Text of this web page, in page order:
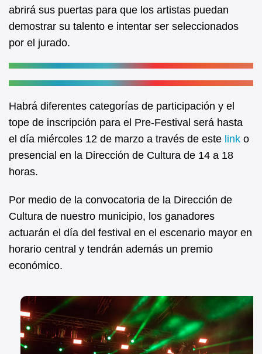
abrirá sus puertas para que los artistas puedan
demostrar su talento e intentar ser seleccionados
por el jurado.
Habrá diferentes categorías de participación y el
tope de inscripción para el Pre-Festival será hasta
el día miércoles 12 de marzo a través de este link o
presencial en la Dirección de Cultura de 14 a 18
horas.
Por medio de la convocatoria de la Dirección de
Cultura de nuestro municipio, los ganadores
actuarán el día del festival en el escenario mayor en
horario central y tendrán además un premio
económico.